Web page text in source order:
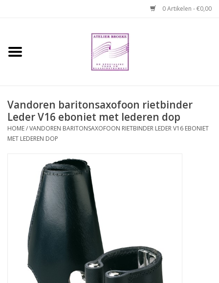
0 Artikelen - €0,00
Home
Reparaties en
abonnementen
Verhuur hobo's
Vandoren baritonsaxofoon rietbinder
Leder V16 eboniet met lederen dop
HOME/VANDOREN BARITONSAXOFOON RIETBINDER LEDER V16 EBONIET
MET LEDEREN DOP